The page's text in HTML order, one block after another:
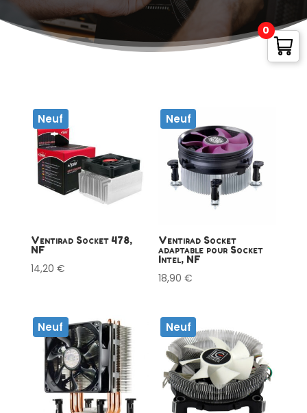
Neuf
Ventirad Socket 478,
NF
14,20 €
Neuf
Ventirad Socket
adaptable pour Socket
Intel, NF
18,90€
Neuf Neuf
0